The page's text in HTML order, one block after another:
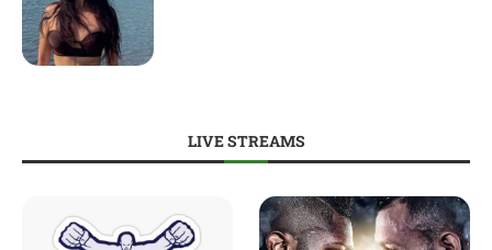
LIVE STREAMS